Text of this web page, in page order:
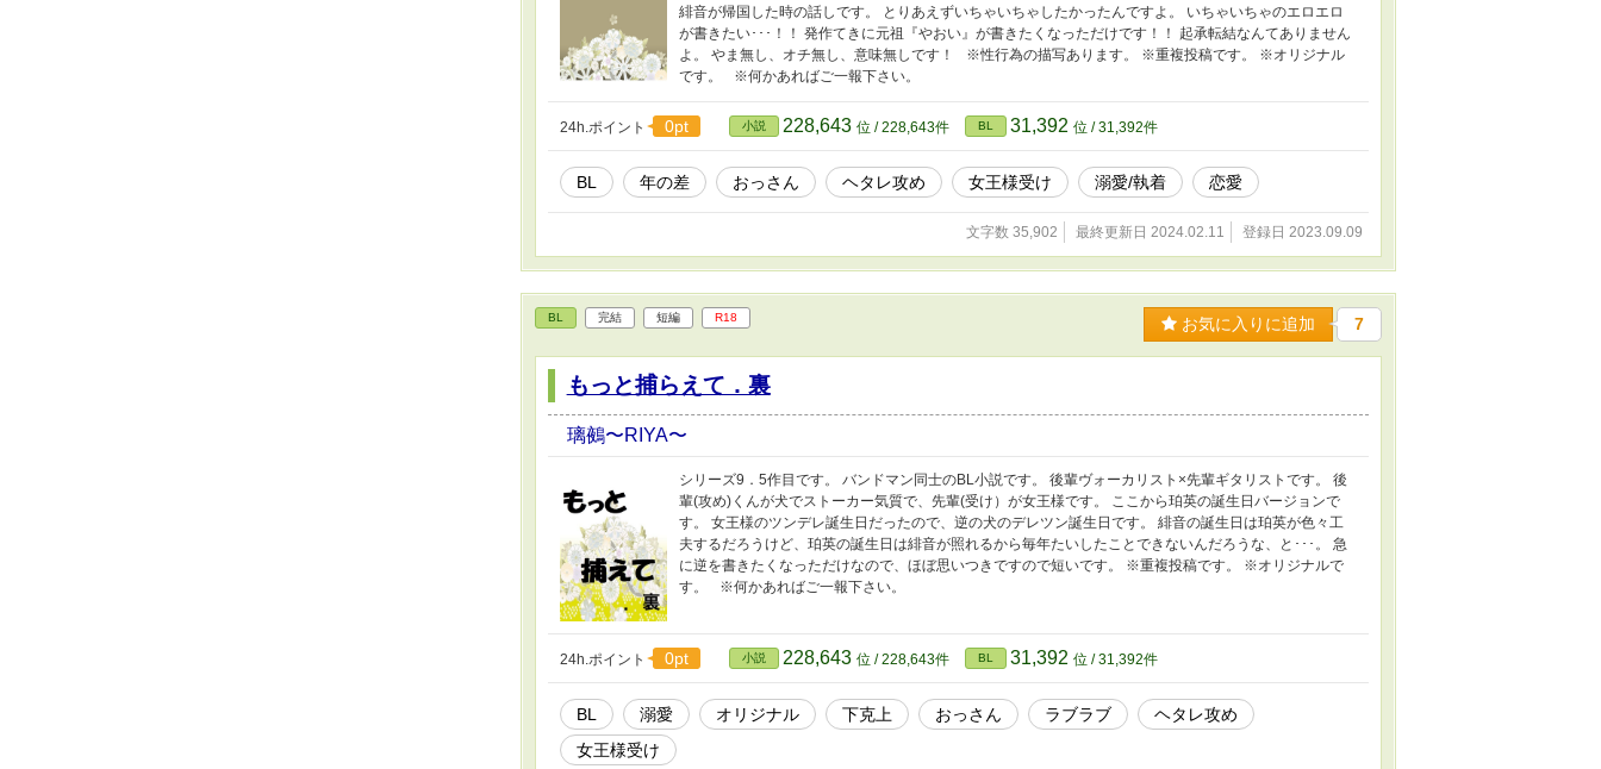
緋音が帰国した時の話しです。 とりあえずいちゃいちゃしたかったんですよ。 いちゃいちゃのエロエロ
が書きたい･･･！！ 発作てきに元祖『やおい』が書きたくなっただけです！！ 起承転結なんてありません
よ。 やま無し、オチ無し、意味無しです！ ※性行為の描写あります。 ※重複投稿です。 ※オリジナル
です。 ※何かあればご一報下さい。
24h.ポイント 0pt 小説 228,643 位 / 228,643件 BL 31,392 位 / 31,392件
BL 年の差 おっさん ヘタレ攻め 女王様受け 溺愛/執着 恋愛
文字数 35,902 最終更新日 2024.02.11 登録日 2023.09.09
BL 完結 短編 R18 お気に入りに追加 7
もっと捕らえて．裏
璃鵺〜RIYA〜
シリーズ9．5作目です。 バンドマン同士のBL小説です。 後輩ヴォーカリスト×先輩ギタリストです。 後
輩(攻め)くんが犬でストーカー気質で、先輩(受け）が女王様です。 ここから珀英の誕生日バージョンで
す。 女王様のツンデレ誕生日だったので、逆の犬のデレツン誕生日です。 緋音の誕生日は珀英が色々工
夫するだろうけど、珀英の誕生日は緋音が照れるから毎年たいしたことできないんだろうな、と･･･。 急
に逆を書きたくなっただけなので、ほぼ思いつきですので短いです。 ※重複投稿です。 ※オリジナルで
す。 ※何かあればご一報下さい。
24h.ポイント 0pt 小説 228,643 位 / 228,643件 BL 31,392 位 / 31,392件
BL 溺愛 オリジナル 下克上 おっさん ラブラブ
ヘタレ攻め
女王様受け